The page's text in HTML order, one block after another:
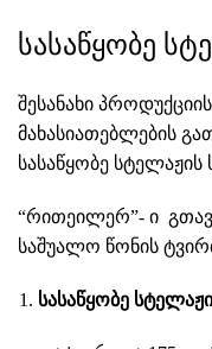
სასაწყობე
შესანახი
მახასიათებლების
სასაწყობე სტელაჟის
“რითეილერ”- ი
საშუალო წონის
სასაწყობე